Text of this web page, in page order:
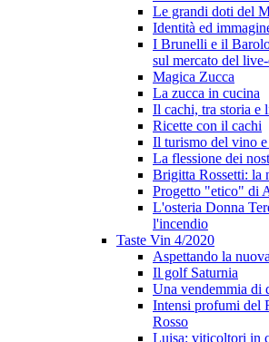
Le grandi doti del
Identità ed
I Brunelli e il
sul mercato del
Magica Zucca
La zucca in cucina
Il cachi, tra storia e
Ricette con il cachi
Il turismo del vino e
La flessione dei
Brigitta Rossetti: la
Progetto "etico" di
L'osteria Donna
l'incendio
Taste Vin 4/2020
Aspettando la
Il golf Saturnia
Una vendemmia di
Intensi profumi del
Rosso
Luisa: viticoltori in